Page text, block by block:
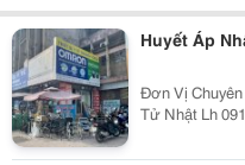
Huyết Áp
Đơn Vị
Tử Nhật